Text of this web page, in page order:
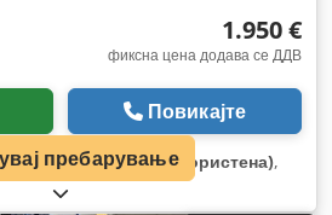
1.950 €
фиксна цена додава се ДДВ
Повикајте
, Состојба:добра (користена),
пребарување